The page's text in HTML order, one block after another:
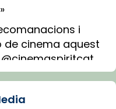
i
de cinema aquest
(OpenAI)